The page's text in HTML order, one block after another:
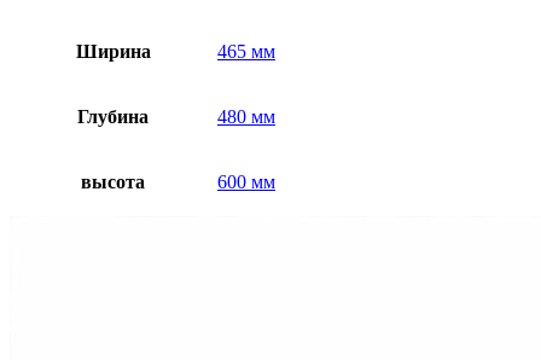
Ширина 465 мм
Глубина 480 мм
высота 600 мм